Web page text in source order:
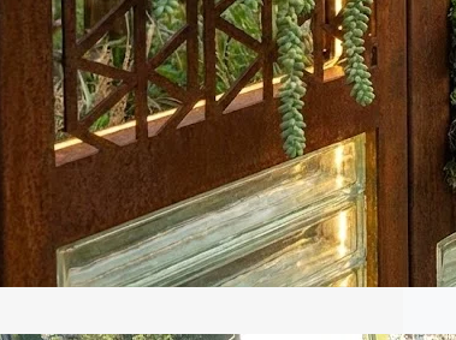
sezonie. 1. Biophilic Design: Żyjące
rzeźby W…